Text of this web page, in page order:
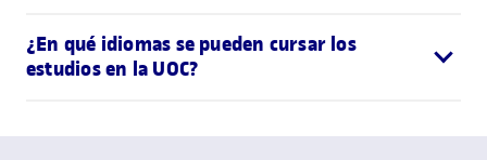
¿En qué idiomas se pueden cursar los
estudios en la UOC?